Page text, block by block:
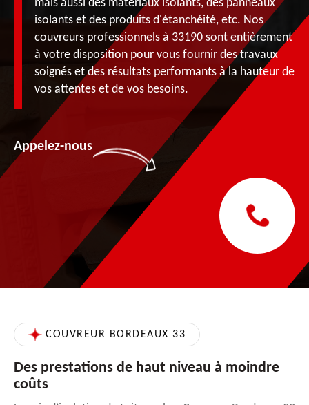
mais aussi des matériaux isolants, des panneaux
isolants et des produits d'étanchéité, etc. Nos
couvreurs professionnels à 33190 sont entièrement
à votre disposition pour vous fournir des travaux
soignés et des résultats performants à la hauteur de
vos attentes et de vos besoins.
Appelez-nous
COUVREUR BORDEAUX 33
Des prestations de haut niveau à moindre
coûts